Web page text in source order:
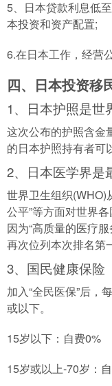
5、日本贷款利息低
本投资和资产配置;
6.在日本工作，经营
四、日本投资移
1、日本护照是世
这次公布的护照含金
的日本护照持有者可
2、日本医学界是
世界卫生组织(WHO)
公平”等方面对世界
因为“高质量的医疗服
再次位列本次排名第
3、国民健康保险
加入“全民医保”后，
或以下。
15岁以下：自费0%
15岁或以上-70岁：